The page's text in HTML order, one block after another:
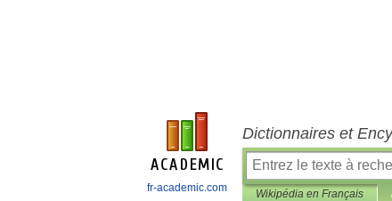
fr-academic.com
Dictionnaires et
Wikipédia en Français